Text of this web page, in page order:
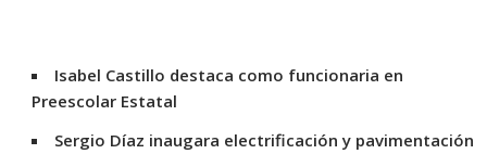
Isabel Castillo destaca como funcionaria en
Preescolar Estatal
Sergio Díaz inaugara electrificación y pavimentación